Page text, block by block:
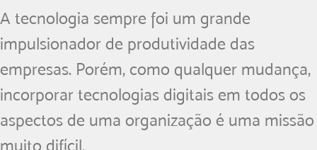
A tecnologia sempre foi um grande
impulsionador de produtividade das
empresas. Porém, como qualquer mudança,
incorporar tecnologias digitais em todos os
aspectos de uma organização é uma missão
muito difícil.